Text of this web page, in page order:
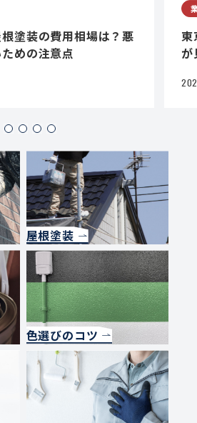
根塗装の費用相場は？悪
めの注意点
東
が
屋根塗装
色選びのコツ